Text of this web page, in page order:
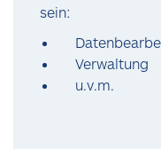
sein:
Verwaltung
u.v.m.